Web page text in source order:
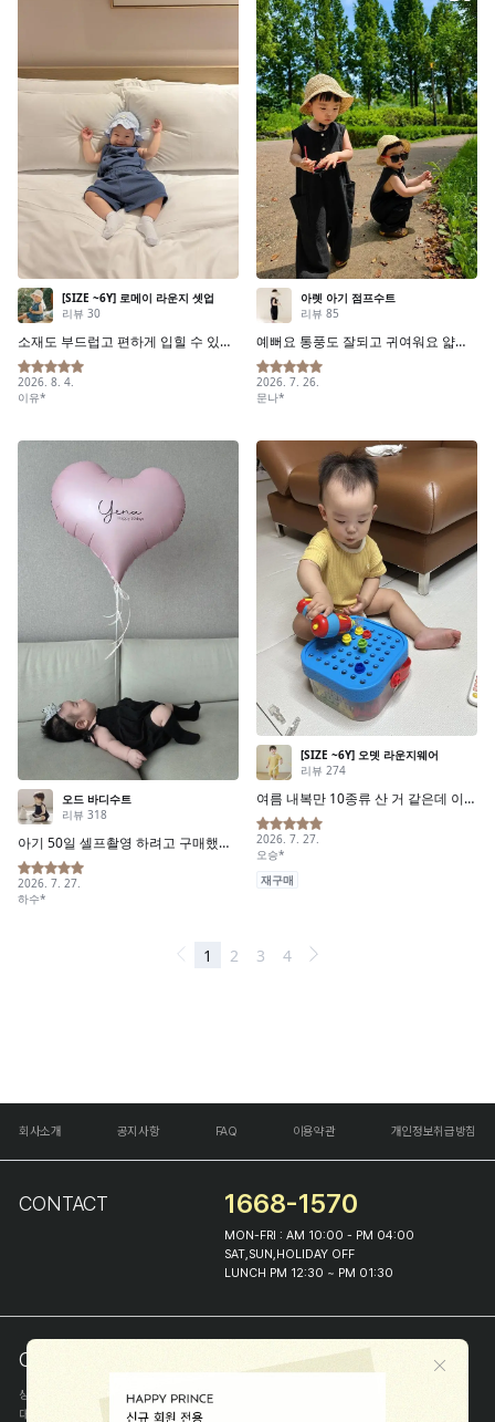
회사소개 공지사항 FAQ 이용약관 개인정보취급방침
CONTACT 1668-1570
MON-FRI : AM 10:00 - PM 04:00
SAT,SUN,HOLIDAY OFF
LUNCH PM 12:30 ~ PM 01:30
COMPANY INFO
상호
(주)해피프린스
대표
이화진